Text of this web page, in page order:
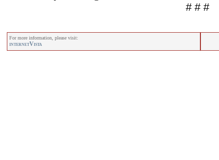
# # #
For more information, please visit:
internetVista